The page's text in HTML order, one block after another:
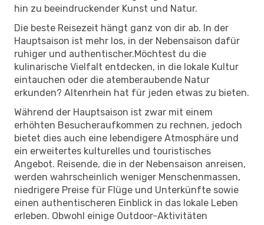
hin zu beeindruckender Kunst und Natur.
Die beste Reisezeit hängt ganz von dir ab. In der
Hauptsaison ist mehr los, in der Nebensaison dafür
ruhiger und authentischer.Möchtest du die
kulinarische Vielfalt entdecken, in die lokale Kultur
eintauchen oder die atemberaubende Natur
erkunden? Altenrhein hat für jeden etwas zu bieten.
Während der Hauptsaison ist zwar mit einem
erhöhten Besucheraufkommen zu rechnen, jedoch
bietet dies auch eine lebendigere Atmosphäre und
ein erweitertes kulturelles und touristisches
Angebot. Reisende, die in der Nebensaison anreisen,
werden wahrscheinlich weniger Menschenmassen,
niedrigere Preise für Flüge und Unterkünfte sowie
einen authentischeren Einblick in das lokale Leben
erleben. Obwohl einige Outdoor-Aktivitäten